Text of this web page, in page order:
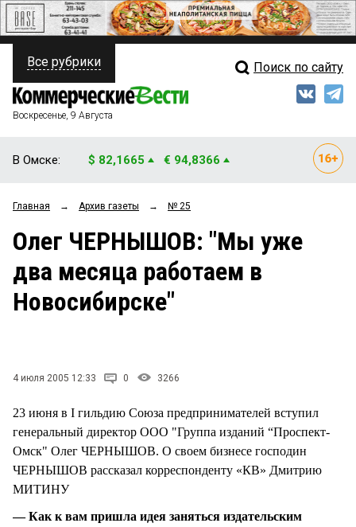
ПОЛИТИКА
ФИНАНСЫ
ОБЩЕСТВО
ЗАКОН
НОВОСТИ КОМПАНИЙ
Свежий выпуск
Рейтинги
Блоги
Все рубрики Поиск по сайту
Воскресенье, 9 Августа
В Омске: $ 82,1665 € 94,8366
Главная → Архив газеты → № 25
Олег ЧЕРНЫШОВ: "Мы уже
два месяца работаем в
Новосибирске"
4 июля 2005 12:33 0 3266
23 июня в I гильдию Союза предпринимателей вступил
генеральный директор ООО "Группа изданий “Проспект-
Омск" Олег ЧЕРНЫШОВ. О своем бизнесе господин
ЧЕРНЫШОВ рассказал корреспонденту «КВ» Дмитрию
МИТИНУ
— Как к вам пришла идея заняться издательским